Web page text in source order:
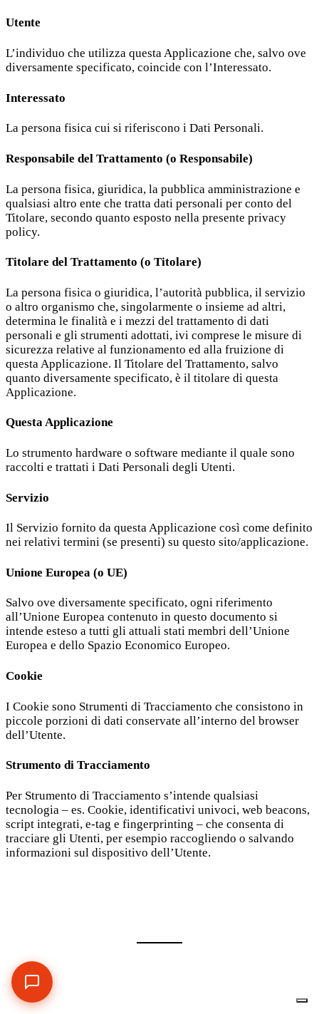
Utente
L’individuo che utilizza questa Applicazione che, salvo ove
diversamente specificato, coincide con l’Interessato.
Interessato
La persona fisica cui si riferiscono i Dati Personali.
Responsabile del Trattamento (o Responsabile)
La persona fisica, giuridica, la pubblica amministrazione e
qualsiasi altro ente che tratta dati personali per conto del
Titolare, secondo quanto esposto nella presente privacy
policy.
Titolare del Trattamento (o Titolare)
La persona fisica o giuridica, l’autorità pubblica, il servizio
o altro organismo che, singolarmente o insieme ad altri,
determina le finalità e i mezzi del trattamento di dati
personali e gli strumenti adottati, ivi comprese le misure di
sicurezza relative al funzionamento ed alla fruizione di
questa Applicazione. Il Titolare del Trattamento, salvo
quanto diversamente specificato, è il titolare di questa
Applicazione.
Questa Applicazione
Lo strumento hardware o software mediante il quale sono
raccolti e trattati i Dati Personali degli Utenti.
Servizio
Il Servizio fornito da questa Applicazione così come definito
nei relativi termini (se presenti) su questo sito/applicazione.
Unione Europea (o UE)
Salvo ove diversamente specificato, ogni riferimento
all’Unione Europea contenuto in questo documento si
intende esteso a tutti gli attuali stati membri dell’Unione
Europea e dello Spazio Economico Europeo.
Cookie
I Cookie sono Strumenti di Tracciamento che consistono in
piccole porzioni di dati conservate all’interno del browser
dell’Utente.
Strumento di Tracciamento
Per Strumento di Tracciamento s’intende qualsiasi
tecnologia – es. Cookie, identificativi univoci, web beacons,
script integrati, e-tag e fingerprinting – che consenta di
tracciare gli Utenti, per esempio raccogliendo o salvando
informazioni sul dispositivo dell’Utente.
Ciao! 👋 SonoAngioBot , l'assistente virtuale
di Pneumatici Angioletti.
Posso aiutarti con prezzi, servizi e
prenotazioni. Come posso aiutarti?